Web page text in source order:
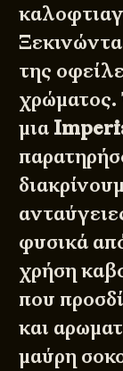
της
χρώματος.
μια
φυσικά
χρήση
που
και
μαύρη